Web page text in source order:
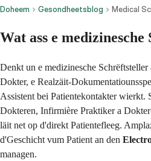
Doheem Gesondheetsblog Medical
Wat ass e
Denkt un e medizinesche
Dokter, e Realzäit-
Assistent bei Patientekontakter wierkt.
Dokteren, Infirmière Praktiker a
läit net op d'direkt Patientefleeg.
d'Geschicht vum Patient an den
managen.